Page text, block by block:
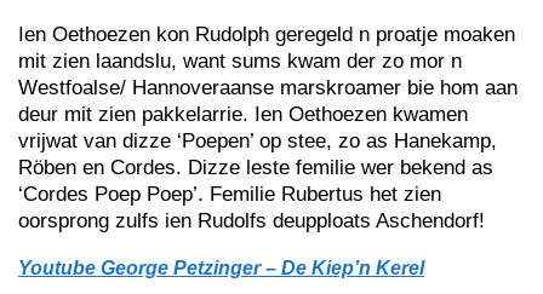
Ien Oethoezen kon Rudolph geregeld n proatje moaken
mit zien laandslu, want sums kwam der zo mor n
Westfoalse/ Hannoveraanse marskroamer bie hom aan
deur mit zien pakkelarrie. Ien Oethoezen kwamen
vrijwat van dizze ‘Poepen’ op stee, zo as Hanekamp,
Röben en Cordes. Dizze leste femilie wer bekend as
‘Cordes Poep Poep’. Femilie Rubertus het zien
oorsprong zulfs ien Rudolfs deupploats Aschendorf!
Youtube George Petzinger – De Kiep’n Kerel